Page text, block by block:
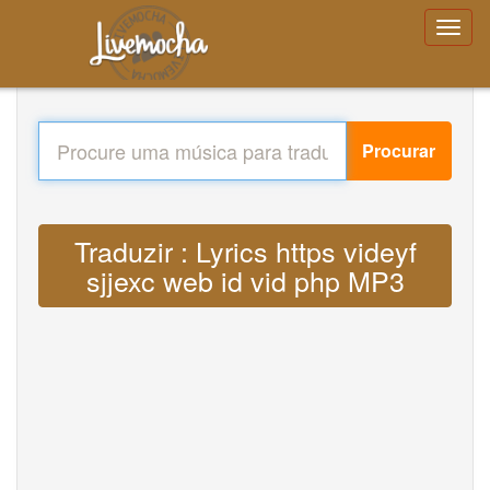
Procurar
Traduzir : Lyrics https videyf
sjjexc web id vid php MP3